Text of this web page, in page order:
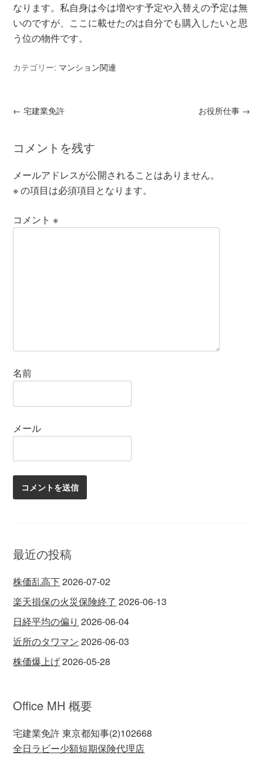
なります。私自身は今は増やす予定や入替えの予定は無
いのですが、ここに載せたのは自分でも購入したいと思
う位の物件です。
カテゴリー: マンション関連
← 宅建業免許 お役所仕事 →
コメントを残す
メールアドレスが公開されることはありません。
※の項目は必須項目となります。
コメント※
名前
メール
最近の投稿
株価乱高下2026-07-02
楽天損保の火災保険終了 2026-06-13
日経平均の偏り 2026-06-04
近所のタワマン 2026-06-03
株価爆上げ2026-05-28
Office MH 概要
宅建業免許 東京都知事(2)102668
全日ラビー少額短期保険代理店